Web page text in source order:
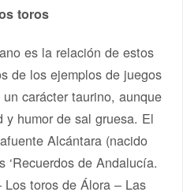
toros
es la relación de estos
de los ejemplos de juegos
carácter taurino, aunque
humor de sal gruesa. El
Alcántara (nacido
‘Recuerdos de Andalucía.
toros de Álora – Las